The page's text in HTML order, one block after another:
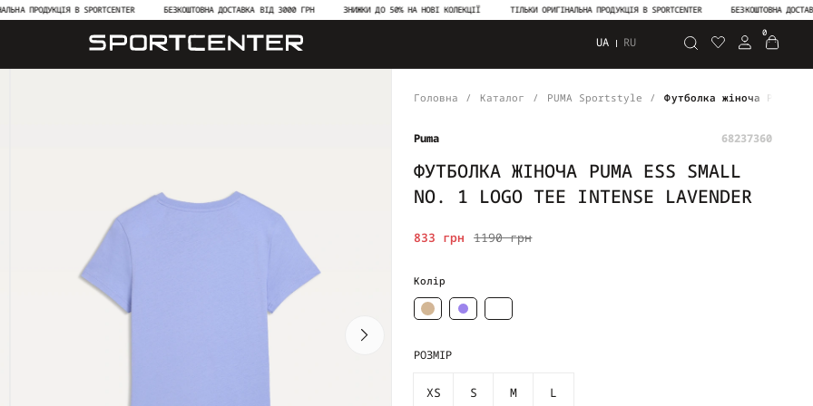
В SPORTCENTER БЕЗКОШТОВНА ДОСТАВКА ВІД 3000 ГРН ЗНИЖКИ ДО 50% НА НОВІ КОЛЕКЦІЇ ТІЛЬКИ ОРИГІНАЛЬНА ПРОДУКЦІЯ В SPORTCENTER БЕЗКОШТОВНА ДОСТАВКА
UA RU Пошук
0
Головна Каталог PUMA Sportstyle Футболка жіноча PUMA
Puma 68237360
ФУТБОЛКА ЖІНОЧА PUMA ESS SMALL
NO. 1 LOGO TEE INTENSE LAVENDER
1190 грн
833 грн
Колір
РОЗМІР
XS S M L